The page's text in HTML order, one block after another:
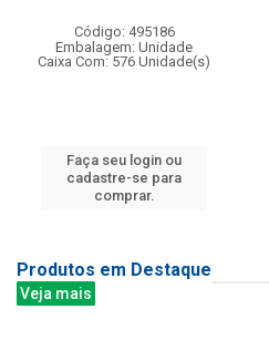
Código: 495186
Embalagem: Unidade
Caixa Com: 576 Unidade(s)
Faça seu login ou
cadastre-se para
comprar.
Produtos em Destaque
Veja mais